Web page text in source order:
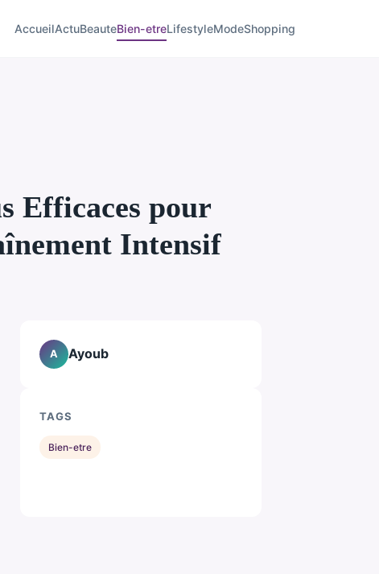
AccueilActuBeauteBien-etreLifestyleModeShopping
Efficaces pour
Intensif
A Ayoub
TAGS
Bien-etre